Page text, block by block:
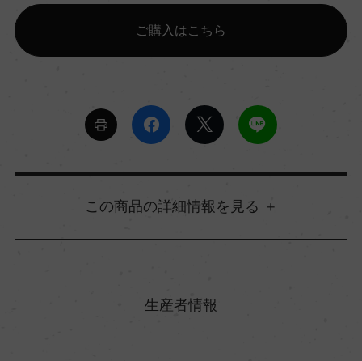
ご購入はこちら
詳細情報
生産者情報